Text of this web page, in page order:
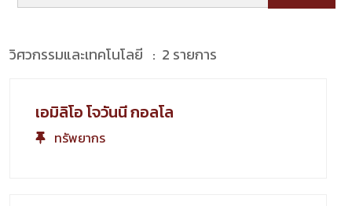
วิศวกรรมและเทคโนโลยี : 2 รายการ
เอมิลิโอ โจวันนี กอลโล
ทรัพยากร